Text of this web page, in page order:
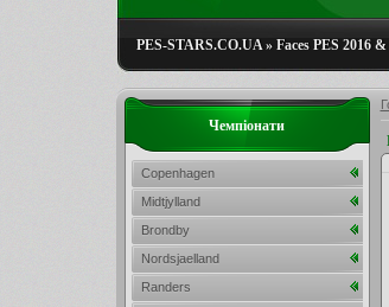
PES-STARS.CO.UA» Faces PES 2016
Чемпіонати
Copenhagen
Midtjylland
Brondby
Nordsjaelland
Randers